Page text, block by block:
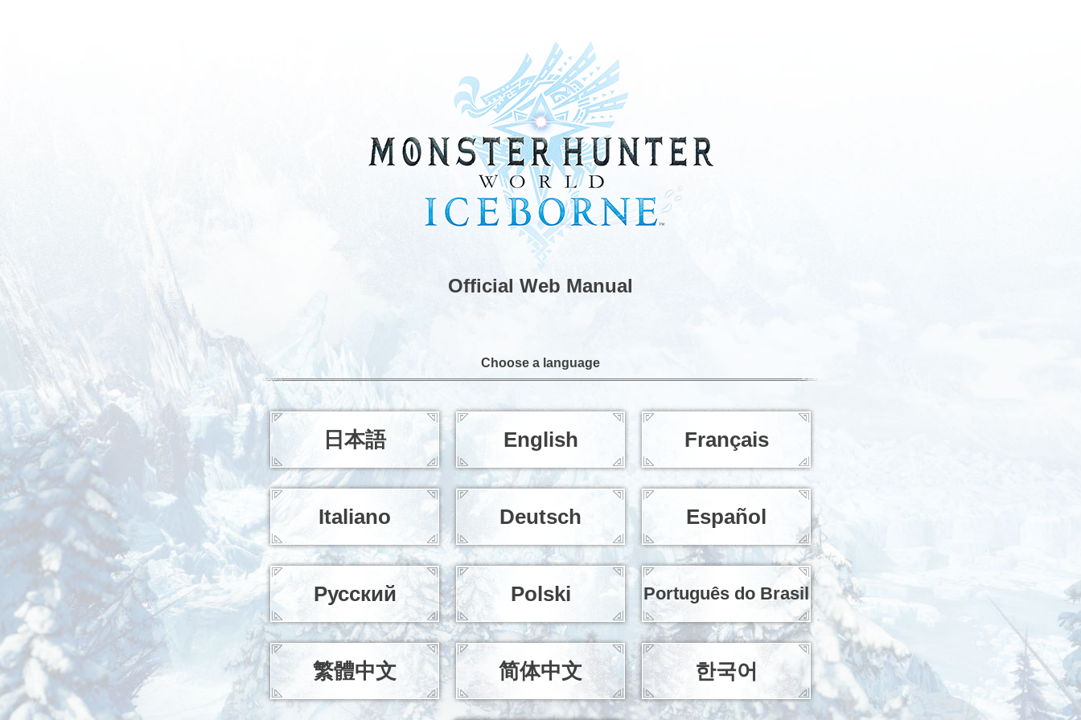
Official Web Manual
Choose a language
日本語 English Français
Italiano Deutsch Español
Русский Polski Português do Brasil
繁體中文 简体中文 한국어